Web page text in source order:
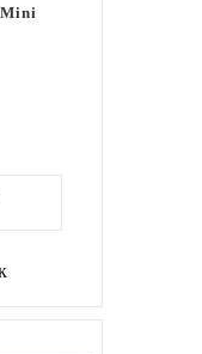
Mini